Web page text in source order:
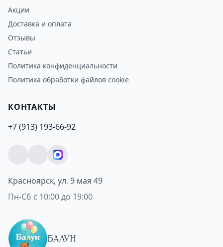
Акции
Доставка и оплата
Отзывы
Статьи
Политика конфиденциальности
Политика обработки файлов cookie
КОНТАКТЫ
+7 (913) 193-66-92
Красноярск, ул. 9 мая 49
Пн-Сб с 10:00 до 19:00
БАЛУН